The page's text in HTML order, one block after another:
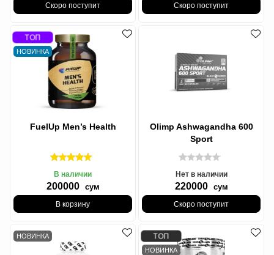
Скоро поступит Скоро поступит
ТОП
НОВИНКА
FuelUp Men’s Health
В наличии
200000 сум
В корзину
Olimp Ashwagandha 600
Sport
Нет в наличии
220000 сум
Скоро поступит
НОВИНКА ТОП
НОВИНКА